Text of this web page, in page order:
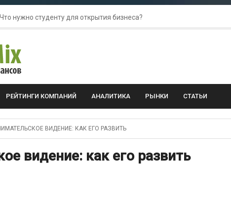
Что нужно студенту для открытия бизнеса?
Курсовые колебания: как защитить свой бизнес?
РЕЙТИНГИ КОМПАНИЙ АНАЛИТИКА РЫНКИ СТАТЬИ
ВИДЕНИЕ: КАК ЕГО РАЗВИТЬ
видение: как его развить